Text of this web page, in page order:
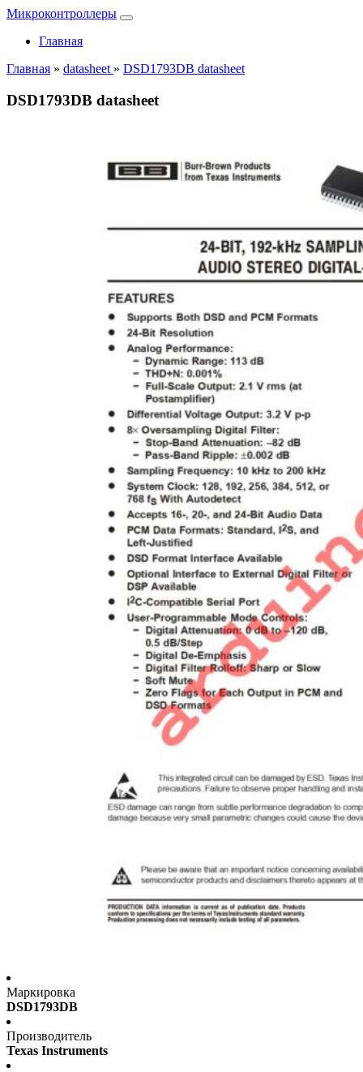
Микроконтроллеры
Главная
Главная » datasheet » DSD1793DB datasheet
DSD1793DB datasheet
Маркировка
DSD1793DB
Производитель
Texas Instruments